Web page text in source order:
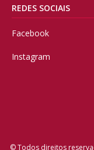
REDES SOCIAIS
Facebook
Instagram
© Todos direitos